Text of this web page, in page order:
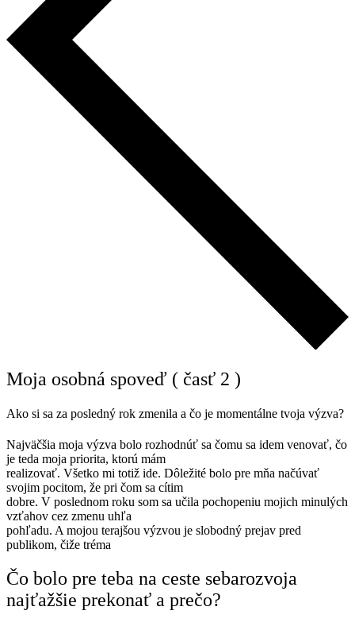
Moja osobná spoveď ( časť 2 )
Ako si sa za posledný rok zmenila a čo je momentálne tvoja výzva?
Najväčšia moja výzva bolo rozhodnúť sa čomu sa idem venovať, čo
je teda moja priorita, ktorú mám
realizovať. Všetko mi totiž ide. Dôležité bolo pre mňa načúvať
svojim pocitom, že pri čom sa cítim
dobre. V poslednom roku som sa učila pochopeniu mojich minulých
vzťahov cez zmenu uhľa
pohľadu. A mojou terajšou výzvou je slobodný prejav pred
publikom, čiže tréma
Čo bolo pre teba na ceste sebarozvoja
najťažšie prekonať a prečo?